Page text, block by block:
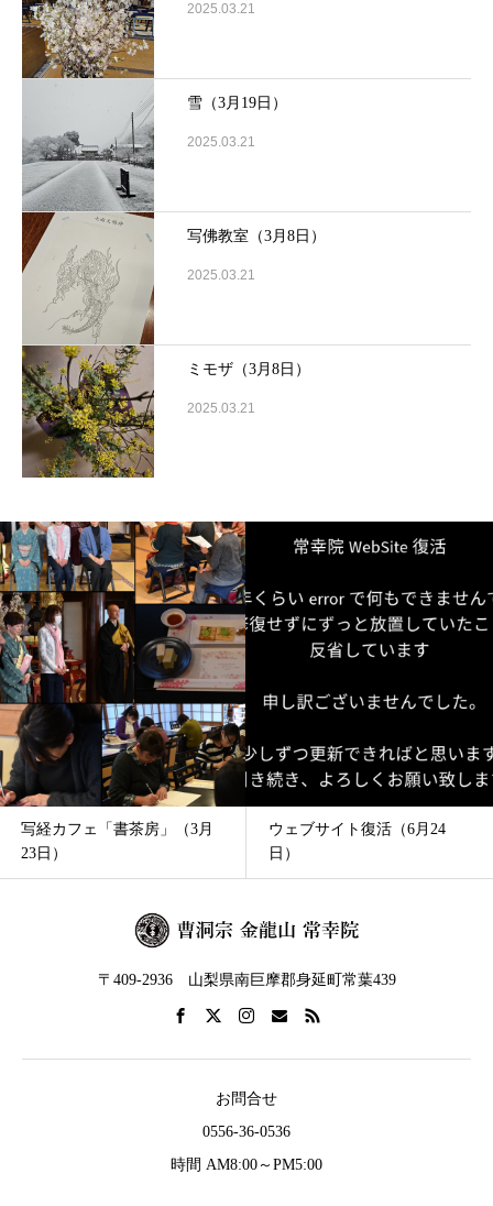
2025.03.21
雪（3月19日）
2025.03.21
写佛教室（3月8日）
2025.03.21
ミモザ（3月8日）
2025.03.21
ウェブサイト復活（6月24
日）
静岡と身延の妖怪展（6月22
日）
〒409-2936 山梨県南巨摩郡身延町常葉439
お問合せ
0556-36-0536
時間 AM8:00～PM5:00